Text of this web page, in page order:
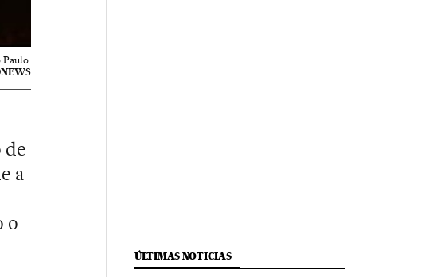
de
a
o
ÚLTIMAS NOTICIAS